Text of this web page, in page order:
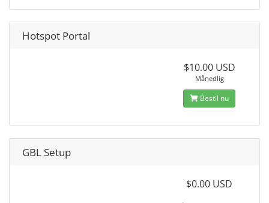
Hotspot Portal
$10.00 USD
Månedlig
Bestil nu
GBL Setup
$0.00 USD